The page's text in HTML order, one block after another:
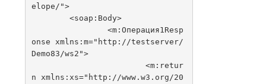
elope/">
	<soap:Body>
onse xmlns:m="http://testserver/
Demo83/ws2">
n xmlns:xs="http://www.w3.org/20